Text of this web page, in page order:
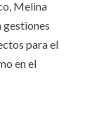
Melina
gestiones
para el
en el